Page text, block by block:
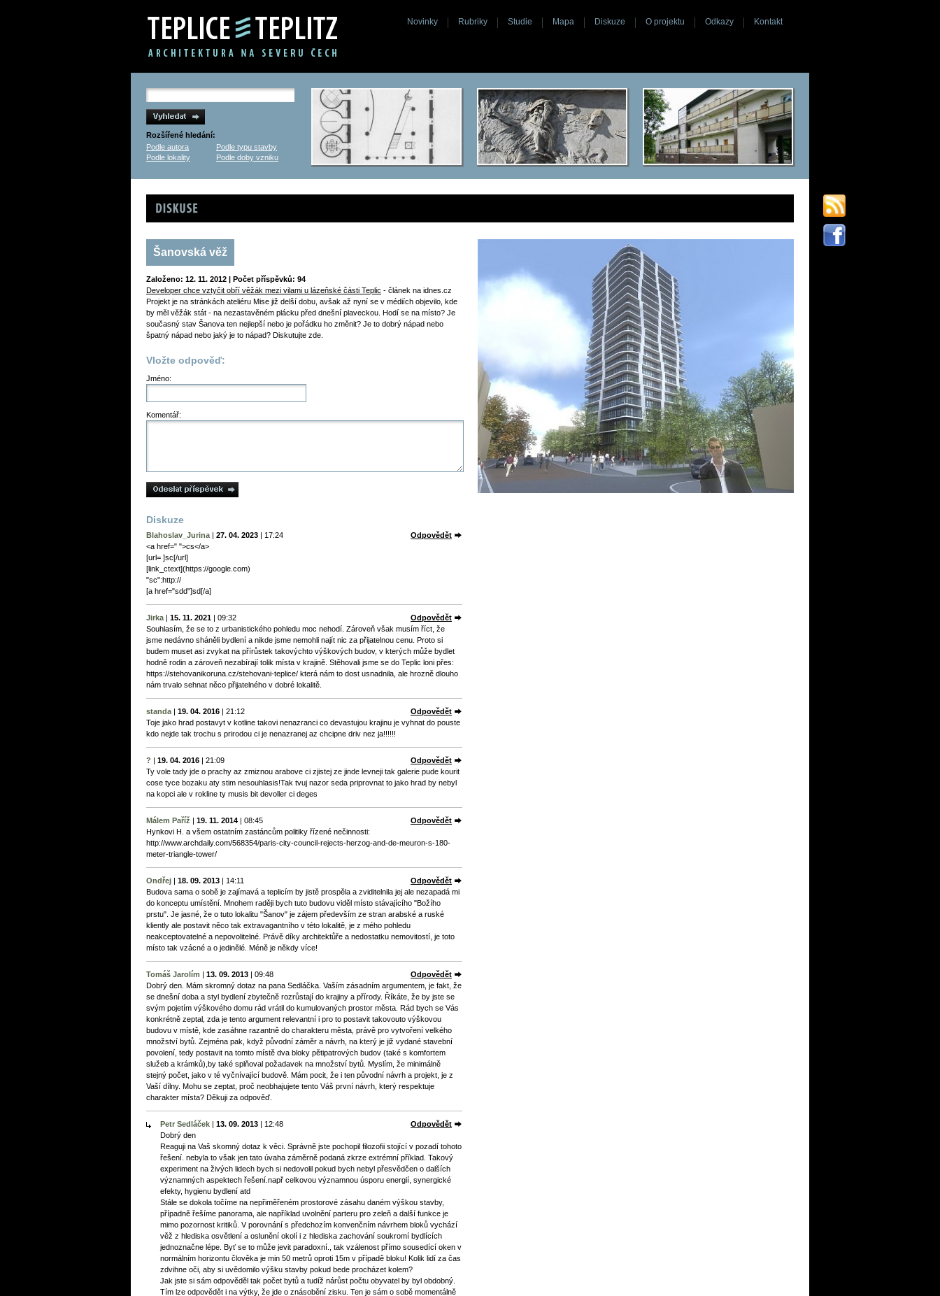
Novinky Rubriky Studie Mapa Diskuze O projektu Odkazy Kontakt
Rozšířené hledání:
Podle autora
Podle typu stavby
Podle lokality
Podle doby vzniku
Diskuse
Šanovská věž
Založeno: 12. 11. 2012 | Počet příspěvků: 94
Developer chce vztyčit obří věžák mezi vilami u lázeňské části Teplic - článek na idnes.cz
Projekt je na stránkách ateliéru Mise již delší dobu, avšak až nyní se v médiích objevilo, kde
by měl věžák stát - na nezastavěném plácku před dnešní plaveckou. Hodí se na místo? Je
současný stav Šanova ten nejlepší nebo je pořádku ho změnit? Je to dobrý nápad nebo
špatný nápad nebo jaký je to nápad? Diskutujte zde.
Vložte odpověď:
Jméno:
Komentář:
Diskuze
Blahoslav_Jurina | 27. 04. 2023 | 17:24
Odpovědět
<a href=" ">cs</a>
[url= ]sc[/url]
[link_сtext](https://google.com)
"sc":http://
[a href="sdd"]sd[/a]
Jirka | 15. 11. 2021 | 09:32
Odpovědět
Souhlasím, že se to z urbanistického pohledu moc nehodí. Zároveň však musím říct, že
jsme nedávno sháněli bydlení a nikde jsme nemohli najít nic za přijatelnou cenu. Proto si
budem muset asi zvykat na přírůstek takovýchto výškových budov, v kterých může bydlet
hodně rodin a zároveň nezabírají tolik místa v krajině. Stěhovali jsme se do Teplic loni přes:
https://stehovanikoruna.cz/stehovani-teplice/ která nám to dost usnadnila, ale hrozně dlouho
nám trvalo sehnat něco přijatelného v dobré lokalitě.
standa | 19. 04. 2016 | 21:12
Odpovědět
Toje jako hrad postavyt v kotline takovi nenazranci co devastujou krajinu je vyhnat do pouste
kdo nejde tak trochu s prirodou ci je nenazranej az chcipne driv nez ja!!!!!!
? | 19. 04. 2016 | 21:09
Odpovědět
Ty vole tady jde o prachy az zmiznou arabove ci zjistej ze jinde levneji tak galerie pude kourit
cose tyce bozaku aty stim nesouhlasis!Tak tvuj nazor seda priprovnat to jako hrad by nebyl
na kopci ale v rokline ty musis bit devoller ci deges
Málem Paříž | 19. 11. 2014 | 08:45
Odpovědět
Hynkovi H. a všem ostatním zastáncům politiky řízené nečinnosti:
http://www.archdaily.com/568354/paris-city-council-rejects-herzog-and-de-meuron-s-180-
meter-triangle-tower/
Ondřej | 18. 09. 2013 | 14:11
Odpovědět
Budova sama o sobě je zajímavá a teplicím by jistě prospěla a zviditelnila jej ale nezapadá mi
do konceptu umístění. Mnohem raději bych tuto budovu viděl místo stávajícího "Božího
prstu". Je jasné, že o tuto lokalitu "Šanov" je zájem především ze stran arabské a ruské
kliently ale postavit něco tak extravagantního v této lokalitě, je z mého pohledu
neakceptovatelné a nepovolitelné. Právě díky architektůře a nedostatku nemovitostí, je toto
místo tak vzácné a o jedinělé. Méně je někdy více!
Tomáš Jarolím | 13. 09. 2013 | 09:48
Odpovědět
Dobrý den. Mám skromný dotaz na pana Sedláčka. Vaším zásadním argumentem, je fakt, že
se dnešní doba a styl bydlení zbytečně rozrůstají do krajiny a přírody. Říkáte, že by jste se
svým pojetím výškového domu rád vrátil do kumulovaných prostor města. Rád bych se Vás
konkrétně zeptal, zda je tento argument relevantní i pro to postavit takovouto výškovou
budovu v místě, kde zasáhne razantně do charakteru města, právě pro vytvoření velkého
množství bytů. Zejména pak, když původní záměr a návrh, na který je již vydané stavební
povolení, tedy postavit na tomto místě dva bloky pětipatrových budov (také s komfortem
služeb a krámků),by také splňoval požadavek na množství bytů. Myslím, že minimálně
stejný počet, jako v té vyčnívající budově. Mám pocit, že i ten původní návrh a projekt, je z
Vaší dílny. Mohu se zeptat, proč neobhajujete tento Váš první návrh, který respektuje
charakter místa? Děkuji za odpověď.
Petr Sedláček | 13. 09. 2013 | 12:48
Odpovědět
Dobrý den
Reaguji na Vaš skomný dotaz k věci. Správně jste pochopil filozofii stojící v pozadí tohoto
řešení. nebyla to však jen tato úvaha záměrně podaná zkrze extrémní příklad. Takový
experiment na živých lidech bych si nedovolil pokud bych nebyl přesvědčen o dalších
významných aspektech řešení.např celkovou významnou úsporu energií, synergické
efekty, hygienu bydlení atd
Stále se dokola točíme na nepřiměřeném prostorové zásahu daném výškou stavby,
případně řešíme panorama, ale například uvolnění parteru pro zeleň a další funkce je
mimo pozornost kritiků. V porovnání s předchozím konvenčním návrhem bloků vychází
věž z hlediska osvětlení a oslunění okolí i z hlediska zachování soukromí bydlících
jednoznačne lépe. Byť se to může jevit paradoxní., tak vzálenost přímo sousedící oken v
normálním horizontu člověka je min 50 metrů oproti 15m v případě bloku! Kolik lidí za čas
zdvihne oči, aby si uvědomilo výšku stavby pokud bede procházet kolem?
Jak jste si sám odpověděl tak počet bytů a tudíž nárůst počtu obyvatel by byl obdobný.
Tím lze odpovědět i na výtky, že jde o znásobění zisku. Ten je sám o sobě momentálně